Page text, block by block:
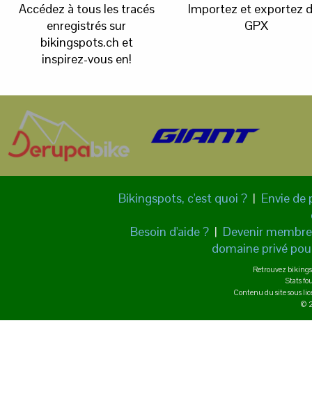
Accédez à tous les tracés
enregistrés sur
bikingspots.ch et
inspirez-vous en!
Importez et exportez
GPX
Bikingspots, c'est quoi ? | Envie
Besoin d'aide ?| Devenir membre
domaine privé
Retrouvez
Stats
Contenu du site sous
©